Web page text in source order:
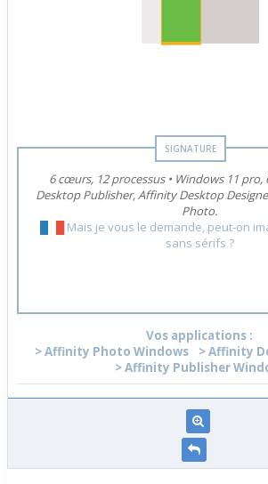
6 cœurs, 12 processus• Windows 11 pro,
Desktop Publisher, Affinity Desktop
Photo.
Mais je vous le demande, peut-on
sans sérifs ?
Vos applications :
> Affinity Photo Windows
> Affinity
> Affinity Publisher